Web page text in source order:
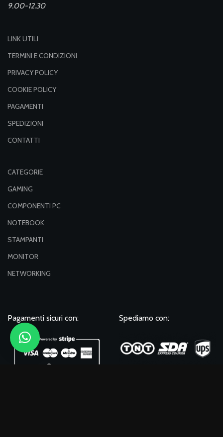
9.00-12.30
LINK UTILI
TERMINI E CONDIZIONI
PRIVACY POLICY
COOKIE POLICY
PAGAMENTI
SPEDIZIONI
CONTATTI
CATEGORIE
GAMING
COMPONENTI PC
NOTEBOOK
STAMPANTI
MONITOR
NETWORKING
Pagamenti sicuri con: Spediamo con: